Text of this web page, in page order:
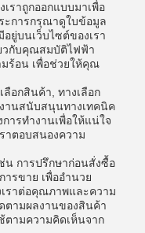
ราถูกออกแบบมาเพื่อ
ะการกรุณาดูใบข้อมูล
ยู่บนเว็บไซต์ของเรา
วกับคุณสมบัติไฟฟ้า
ร้อน เพื่อช่วยให้คุณ
อกสินค้า, ทางเลือก
านสนับสนุนทางเทคนิค
ารทํางานเพื่อให้แน่ใจ
าตอบสนองความ
น การปรึกษาก่อนสั่งซื้อ
รขาย เพื่ออํานวย
ราต่อคุณภาพและความ
ตามผลงานของสินค้า
ตามความคิดเห็นจาก